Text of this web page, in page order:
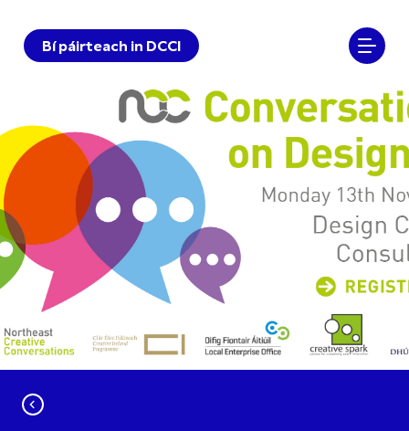
Bí páirteach in DCCI